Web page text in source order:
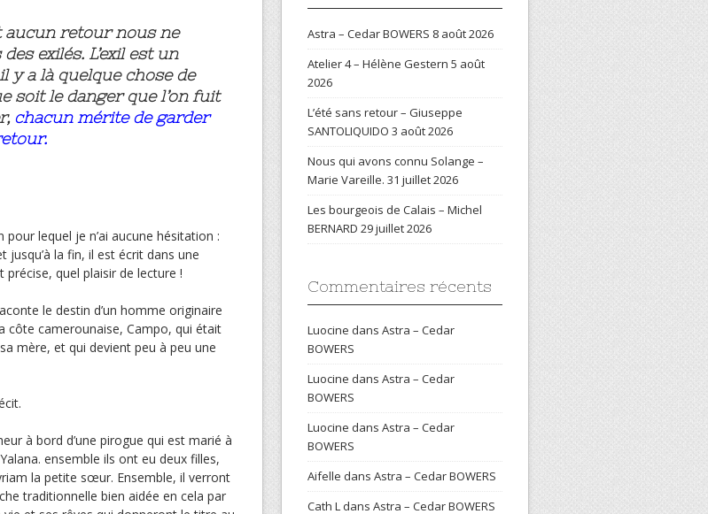
aucun retour nous ne
exilés. L’exil est un
y a là quelque chose de
soit le danger que l’on fuit
chacun mérite de garder
pour lequel je n’ai aucune hésitation :
jusqu’à la fin, il est écrit dans une
précise, quel plaisir de lecture !
le destin d’un homme originaire
côte camerounaise, Campo, qui était
mère, et qui devient peu à peu une
à bord d’une pirogue qui est marié à
ensemble ils ont eu deux filles,
la petite sœur. Ensemble, il verront
traditionnelle bien aidée en cela par
Astra – Cedar BOWERS 8 août 2026
Atelier 4 – Hélène Gestern 5 août
2026
L’été sans retour – Giuseppe
SANTOLIQUIDO 3 août 2026
Nous qui avons connu Solange –
Marie Vareille. 31 juillet 2026
Les bourgeois de Calais – Michel
BERNARD 29 juillet 2026
Commentaires récents
Luocine dans Astra – Cedar
BOWERS
Luocine dans Astra – Cedar
BOWERS
Luocine dans Astra – Cedar
BOWERS
Aifelle dans Astra – Cedar BOWERS
Cath L dans Astra – Cedar BOWERS